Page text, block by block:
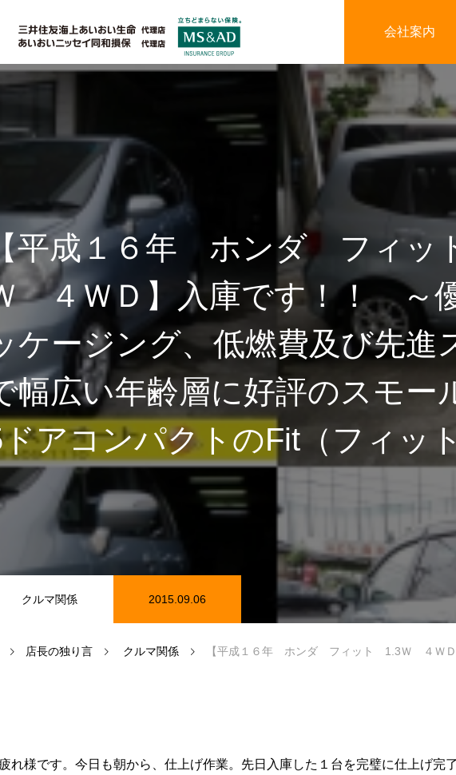
会社案内
Gooネット在庫情報 カーセンサー在庫情報
塗装
・艶出し・磨き
平成１６年 ホンダ フィ
４ＷＤ】入庫です！！ ～
ケージング、低燃費及び先進
幅広い年齢層に好評のスモー
アコンパクトのFit（フィッ
クルマ関係 2015.09.06
店長の独り言 クルマ関係 【平成１６年 ホンダ フィット 1.3Ｗ ４ＷＤ】入庫です！！ ～優れたパッケージング、低燃費及び先進スタイルで幅広い年齢層に好
れ様です。今日も朝から、仕上げ作業。先日入庫した１台を完璧に仕上げ完